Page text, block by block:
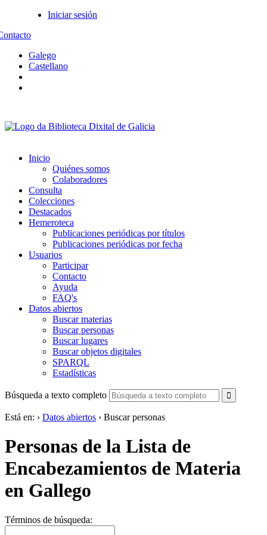
Iniciar sesión
Galego
Castellano
Inicio
Quiénes somos
Colaboradores
Consulta
Colecciones
Destacados
Hemeroteca
Publicaciones periódicas por títulos
Publicaciones periódicas por fecha
Usuarios
Participar
Contacto
Ayuda
FAQ's
Datos abiertos
Buscar materias
Buscar personas
Buscar lugares
Buscar objetos digitales
SPARQL
Estadísticas
Búsqueda a texto completo
Está en: › Datos abiertos › Buscar personas
Personas de la Lista de
Encabezamientos de Materia
en Gallego
Términos de búsqueda: